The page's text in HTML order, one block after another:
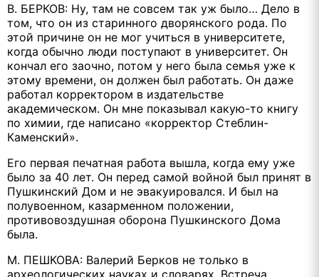
В. БЕРКОВ: Ну, там не совсем так уж было… Дело в
том, что он из старинного дворянского рода. По
этой причине он не мог учиться в университете,
когда обычно люди поступают в университет. Он
кончал его заочно, потом у него была семья уже к
этому времени, он должен был работать. Он даже
работал корректором в издательстве
академическом. Он мне показывал какую-то книгу
по химии, где написано «корректор Стеблин-
Каменский».
Его первая печатная работа вышла, когда ему уже
было за 40 лет. Он перед самой войной был принят в
Пушкинский Дом и не эвакуировался. И был на
полувоенном, казарменном положении,
противовоздушная оборона Пушкинского Дома
была.
М. ПЕШКОВА: Валерий Берков не только в
археологических науках и словарях. Встреча